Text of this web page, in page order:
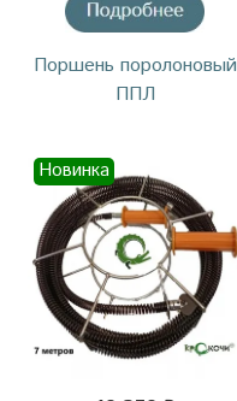
Поршень поролоновый
ППЛ
Новинка